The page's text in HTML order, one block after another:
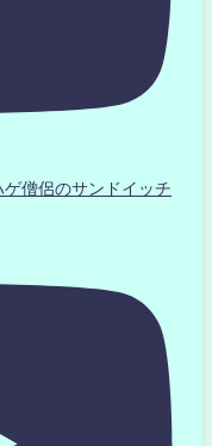
僧侶のサンドイッチ